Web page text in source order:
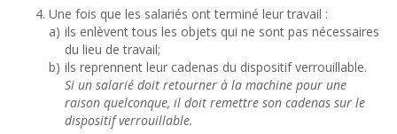
Une fois que les salariés ont terminé leur travail :
a) ils enlèvent tous les objets qui ne sont pas nécessaires
du lieu de travail;
b) ils reprennent leur cadenas du dispositif verrouillable.
Si un salarié doit retourner à la machine pour une
raison quelconque, il doit remettre son cadenas sur le
dispositif verrouillable.